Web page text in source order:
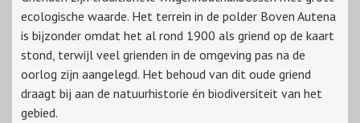
ecologische waarde. Het terrein in de polder Boven Autena
is bijzonder omdat het al rond 1900 als griend op de kaart
stond, terwijl veel grienden in de omgeving pas na de
oorlog zijn aangelegd. Het behoud van dit oude griend
draagt bij aan de natuurhistorie én biodiversiteit van het
gebied.